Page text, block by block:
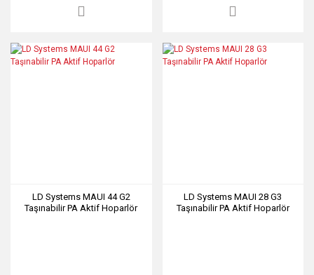
LD Systems MAUI 44 G2
Taşınabilir PA Aktif Hoparlör
LD Systems MAUI 28 G3
Taşınabilir PA Aktif Hoparlör